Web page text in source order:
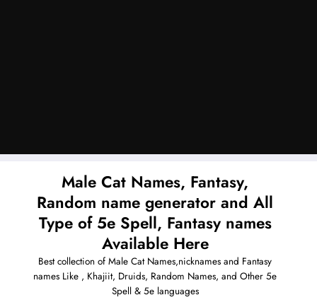
Male Cat Names, Fantasy,
Random name generator and All
Type of 5e Spell, Fantasy names
Available Here
Best collection of Male Cat Names,nicknames and Fantasy
names Like , Khajiit, Druids, Random Names, and Other 5e
Spell & 5e languages